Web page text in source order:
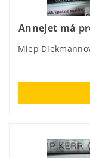
Annejet má
Miep